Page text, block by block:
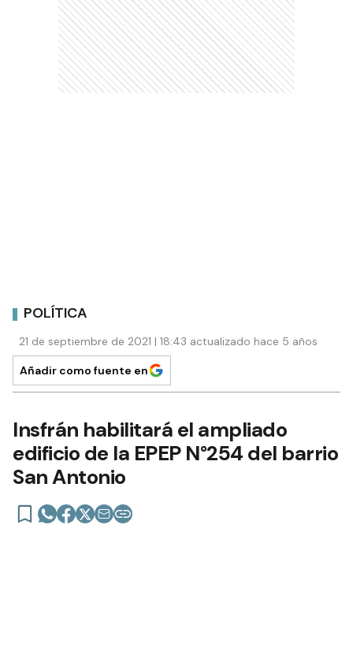
POLÍTICA
21 de septiembre de 2021 | 18:43 actualizado hace 5 años
Añadir como fuente en
Insfrán habilitará el ampliado
edificio de la EPEP N°254 del barrio
San Antonio